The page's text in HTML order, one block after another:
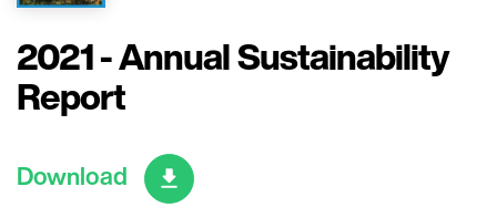
2021 - Annual Sustainability
Report
Download